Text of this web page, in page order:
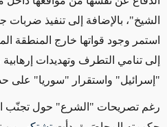
الشيخ"، بالإضافة إلى تنفيذ
استمر وجود قواتها خارج المنطقة
إلى تنامي التطرف وتهديدات
"إسرائيل" واستقرار "سوريا" على
رغم تصريحات "الشرع" حول تجنّب